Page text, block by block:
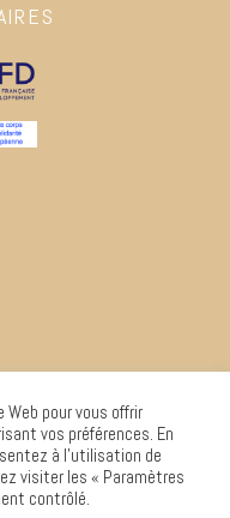
pour vous offrir
vos préférences. En
à l'utilisation de
visiter les « Paramètres
contrôlé.